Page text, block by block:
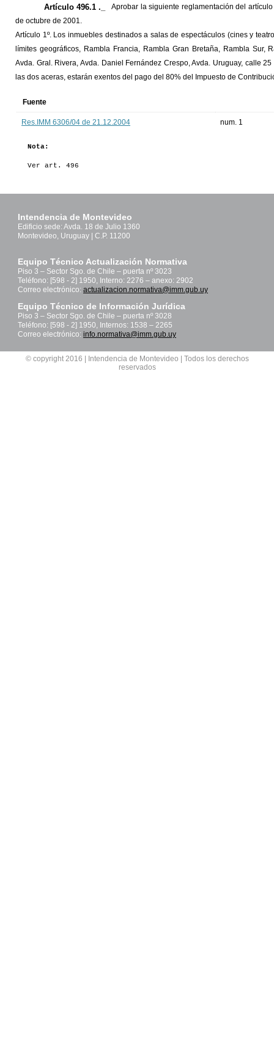
Artículo 496.1 ._
Aprobar la siguiente reglamentación del
de octubre de 2001.
Artículo 1º. Los inmuebles destinados a salas de espectáculos (cines y
límites geográficos, Rambla Francia, Rambla Gran Bretaña, Rambla Sur,
Avda. Gral. Rivera, Avda. Daniel Fernández Crespo, Avda. Uruguay, calle
las dos aceras, estarán exentos del pago del 80% del Impuesto de
Fuente
Res.IMM 6306/04 de 21.12.2004 num. 1
Nota:
Ver art. 496
Intendencia de Montevideo
Edificio sede: Avda. 18 de Julio 1360
Montevideo, Uruguay | C.P. 11200
Equipo Técnico Actualización Normativa
Piso 3 – Sector Sgo. de Chile – puerta nº 3023
Teléfono: [598 - 2] 1950, Interno: 2276 – anexo: 2902
Correo electrónico: actualizacion.normativa@imm.gub.uy
Equipo Técnico de Información Jurídica
Piso 3 – Sector Sgo. de Chile – puerta nº 3028
Teléfono: [598 - 2] 1950, Internos: 1538 – 2265
Correo electrónico: info.normativa@imm.gub.uy
© copyright 2016 | Intendencia de Montevideo | Todos los derechos
reservados